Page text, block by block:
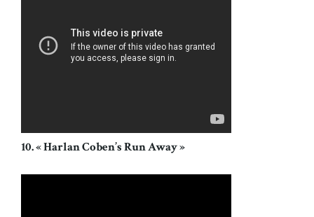
10. « Harlan Coben’s Run Away »